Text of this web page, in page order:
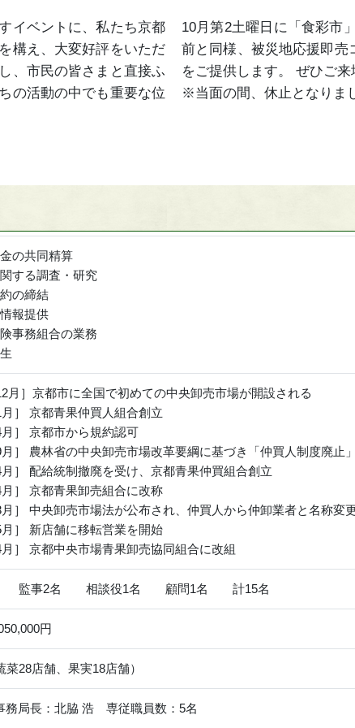
イベントに、私たち京都
構え、大変好評をいただ
、市民の皆さまと直接ふ
の活動の中でも重要な位
10月第2土曜日に「食彩市
前と同様、被災地応援即売
をご提供します。 ぜひご
※当面の間、休止となりま
の共同精算
する調査・研究
の締結
報提供
事務組合の業務
月］京都市に全国で初めての中央卸売市場が開設される
月］ 京都青果仲買人組合創立
月］ 京都市から規約認可
月］ 農林省の中央卸売市場改革要綱に基づき「仲買人制度廃止
月］ 配給統制撤廃を受け、京都青果仲買組合創立
月］ 京都青果卸売組合に改称
月］ 中央卸売市場法が公布され、仲買人から仲卸業者と名称変
月］ 新店舗に移転営業を開始
月］ 京都中央市場青果卸売協同組合に改組
監事2名 相談役1名 顧問1名 計15名
円
菜28店舗、果実18店舗）
局長：北脇 浩 専従職員数：5名